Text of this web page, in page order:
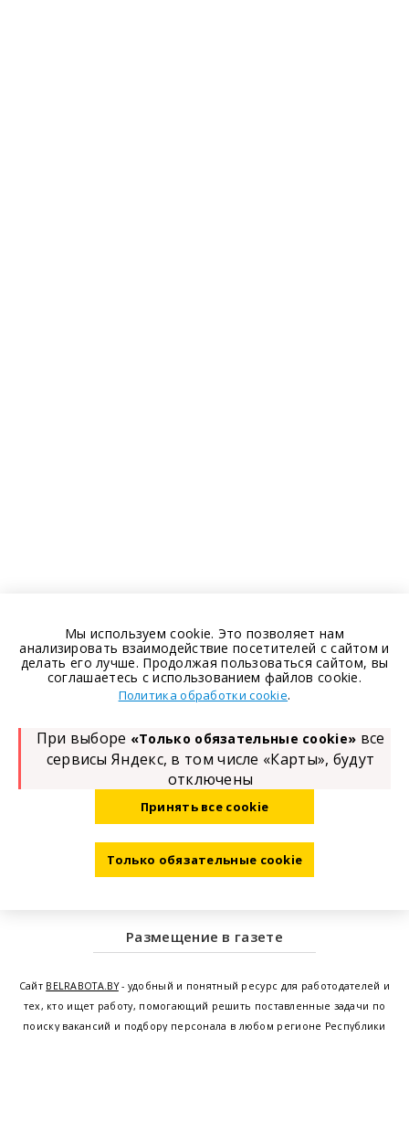
Размещение в газете
Сайт BELRABOTA.BY- удобный и понятный ресурс для работодателей и
тех, кто ищет работу, помогающий решить поставленные задачи по
поиску вакансий и подбору персонала в любом регионе Республики
Мы используем cookie. Это позволяет нам
анализировать взаимодействие посетителей с сайтом и
делать его лучше. Продолжая пользоваться сайтом, вы
соглашаетесь с использованием файлов cookie.
Политика обработки cookie.
При выборе «Только обязательные cookie» все
сервисы Яндекс, в том числе «Карты», будут
отключены
Принять все cookie
Только обязательные cookie